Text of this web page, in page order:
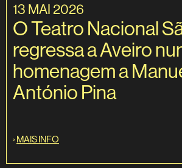
13 MAI 2026
O Teatro Nacional
regressa a Aveiro
homenagem a
António Pina
› MAIS INFO